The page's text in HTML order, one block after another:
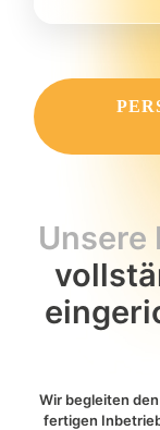
Unsere
Wir begleiten
fertigen